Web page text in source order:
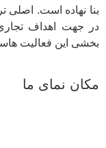
بنا نهاده است. اصلی
بخشی این فعالیت
مکان نمای ما